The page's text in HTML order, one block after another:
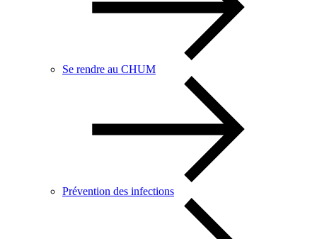
Se rendre au CHUM
Prévention des infections